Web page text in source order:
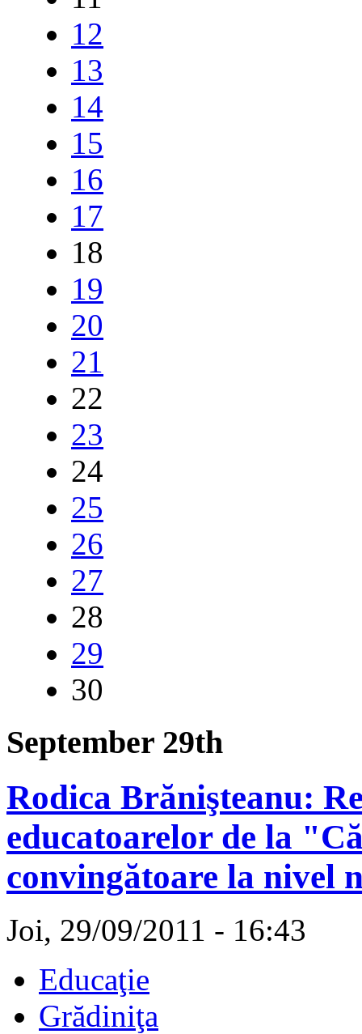
12
13
14
15
16
17
18
19
20
21
22
23
24
25
26
27
28
29
30
September 29th
Rodica Brănişteanu:
educatoarelor de la
convingătoare la nivel
Joi, 29/09/2011 - 16:43
Educaţie
Grădiniţa